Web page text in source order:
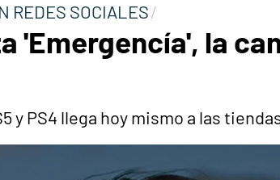
REDES SOCIALES
'Emergencía', la
y PS4 llega hoy mismo a las